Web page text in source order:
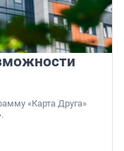
«Карта Друга»